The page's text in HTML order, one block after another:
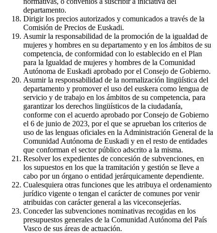
departamento.
Dirigir los precios autorizados y comunicados a través de la
Comisión de Precios de Euskadi.
Asumir la responsabilidad de la promoción de la igualdad de
mujeres y hombres en su departamento y en los ámbitos de su
competencia, de conformidad con lo establecido en el Plan
para la Igualdad de mujeres y hombres de la Comunidad
Autónoma de Euskadi aprobado por el Consejo de Gobierno.
Asumir la responsabilidad de la normalización lingüística del
departamento y promover el uso del euskera como lengua de
servicio y de trabajo en los ámbitos de su competencia, para
garantizar los derechos lingüísticos de la ciudadanía,
conforme con el acuerdo aprobado por Consejo de Gobierno
el 6 de junio de 2023, por el que se aprueban los criterios de
uso de las lenguas oficiales en la Administración General de la
Comunidad Autónoma de Euskadi y en el resto de entidades
que conforman el sector público adscrito a la misma.
Resolver los expedientes de concesión de subvenciones, en
los supuestos en los que la tramitación y gestión se lleve a
cabo por un órgano o entidad jerárquicamente dependiente.
Cualesquiera otras funciones que les atribuya el ordenamiento
jurídico vigente o tengan el carácter de comunes por venir
atribuidas con carácter general a las viceconsejerías.
Conceder las subvenciones nominativas recogidas en los
presupuestos generales de la Comunidad Autónoma del País
Vasco de sus áreas de actuación.